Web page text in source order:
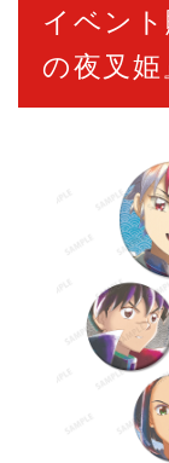
イベン
の夜叉姫